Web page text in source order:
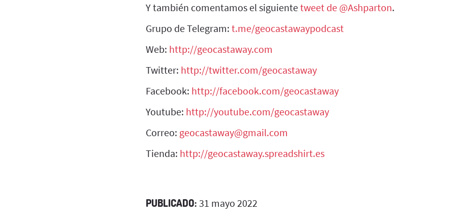
Y también comentamos el siguientetweet de @Ashparton.
Grupo de Telegram: t.me/geocastawaypodcast
Web: http://geocastaway.com
Twitter: http://twitter.com/geocastaway
Facebook: http://facebook.com/geocastaway
Youtube: http://youtube.com/geocastaway
Correo: geocastaway@gmail.com
Tienda: http://geocastaway.spreadshirt.es
PUBLICADO: 31 mayo 2022